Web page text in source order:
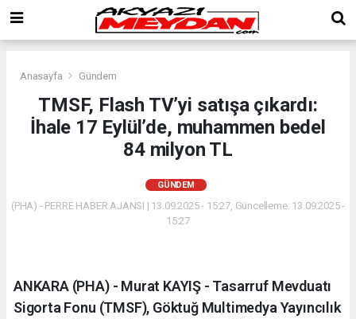
Anasayfa Gündem
TMSF, Flash TV’yi satışa çıkardı:
İhale 17 Eylül’de, muhammen bedel
84 milyon TL
GÜNDEM
(PHA) - PERRE HABER AJANSI | 13.09.2025 - 15:27, Güncelleme: 13.09.2025 -
15:27
ANKARA (PHA) - Murat KAYIŞ - Tasarruf Mevduatı
Sigorta Fonu (TMSF), Göktuğ Multimedya Yayıncılık